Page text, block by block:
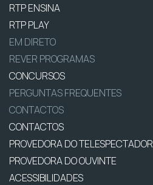
RTP ENSINA
RTP PLAY
EM DIRETO
REVER PROGRAMAS
CONCURSOS
PERGUNTAS FREQUENTES
CONTACTOS
CONTACTOS
PROVEDORA DO TELESPECTADOR
PROVEDORA DO OUVINTE
ACESSIBILIDADES